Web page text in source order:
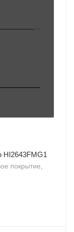
HI2643FMG1
покрытие,